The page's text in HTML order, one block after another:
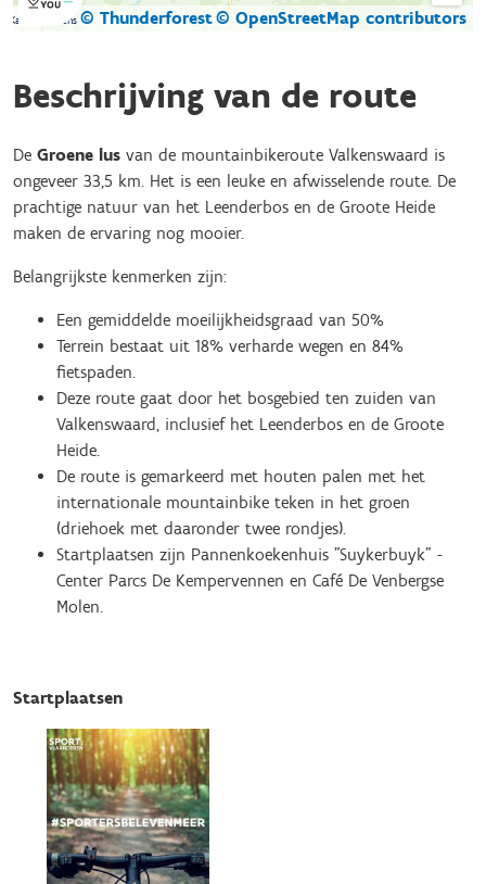
Kaartgegevens © Thunderforest© OpenStreetMap contributors
Beschrijving van de route
De Groene lus van de mountainbikeroute Valkenswaard is
ongeveer 33,5 km. Het is een leuke en afwisselende route. De
prachtige natuur van het Leenderbos en de Groote Heide
maken de ervaring nog mooier.
Belangrijkste kenmerken zijn:
Een gemiddelde moeilijkheidsgraad van 50%
Terrein bestaat uit 18% verharde wegen en 84%
fietspaden.
Deze route gaat door het bosgebied ten zuiden van
Valkenswaard, inclusief het Leenderbos en de Groote
Heide.
De route is gemarkeerd met houten palen met het
internationale mountainbike teken in het groen
(driehoek met daaronder twee rondjes).
Startplaatsen zijn Pannenkoekenhuis "Suykerbuyk" -
Center Parcs De Kempervennen en Café De Venbergse
Molen.
Startplaatsen